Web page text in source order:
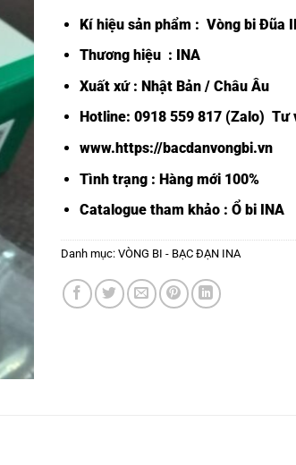
Kí hiệu sản phẩm : Vòng bi Đũa
Thương hiệu : INA
Xuất xứ : Nhật Bản / Châu Âu
Hotline: 0918 559 817 (Zalo)
www.https://bacdanvongbi.vn
Tình trạng : Hàng mới 100%
Catalogue tham khảo : Ổ bi INA
Danh mục: VÒNG BI - BẠC ĐẠN INA